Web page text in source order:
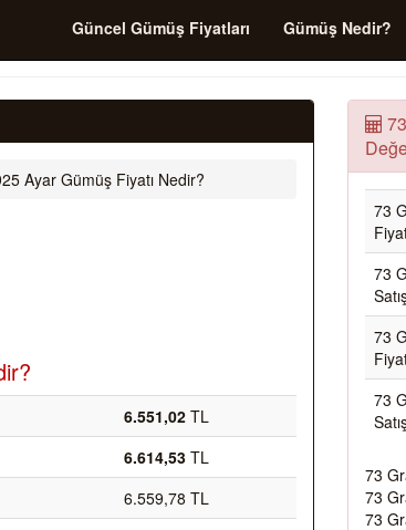
Güncel Gümüş Fiyatları Gümüş Nedir?
Ayar Gümüş Fiyatı Nedir?
6.551,02 TL
6.614,53 TL
6.559,78 TL
73
73
73
73
73
73
73